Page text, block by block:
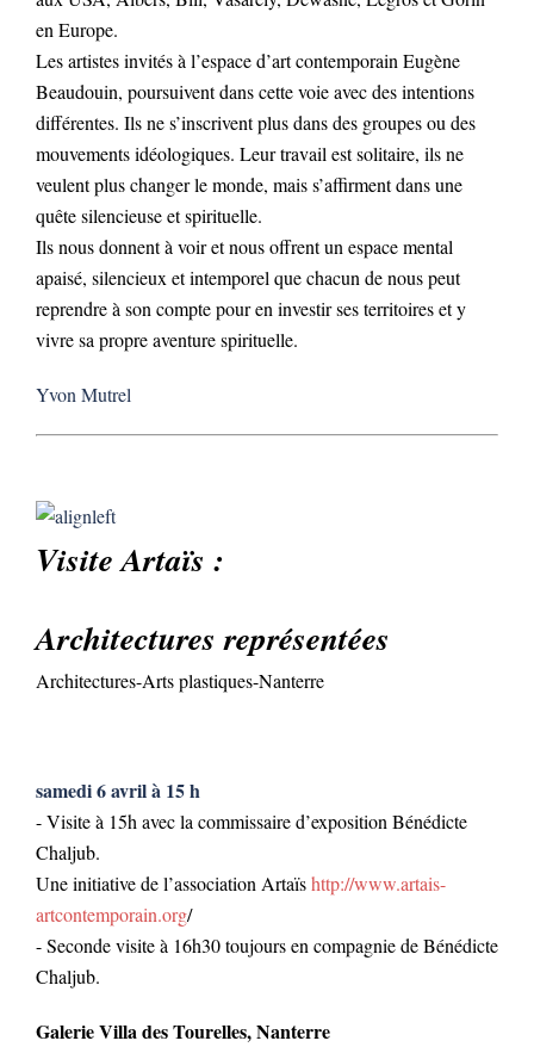
en Europe.
Les artistes invités à l’espace d’art contemporain Eugène
Beaudouin, poursuivent dans cette voie avec des intentions
différentes. Ils ne s’inscrivent plus dans des groupes ou des
mouvements idéologiques. Leur travail est solitaire, ils ne
veulent plus changer le monde, mais s’affirment dans une
quête silencieuse et spirituelle.
Ils nous donnent à voir et nous offrent un espace mental
apaisé, silencieux et intemporel que chacun de nous peut
reprendre à son compte pour en investir ses territoires et y
vivre sa propre aventure spirituelle.
Yvon Mutrel
Visite Artaïs :
Architectures représentées
Architectures-Arts plastiques-Nanterre
samedi 6 avril à 15 h
- Visite à 15h avec la commissaire d’exposition Bénédicte
Chaljub.
Une initiative de l’association Artaïshttp://www.artais-
artcontemporain.org/
- Seconde visite à 16h30 toujours en compagnie de Bénédicte
Chaljub.
Galerie Villa des Tourelles, Nanterre